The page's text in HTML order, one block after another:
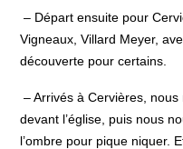
– Départ ensuite pour
Vigneaux, Villard Meyer,
découverte pour certains.
– Arrivés à Cervières,
devant l’église, puis nous
l’ombre pour pique niquer.